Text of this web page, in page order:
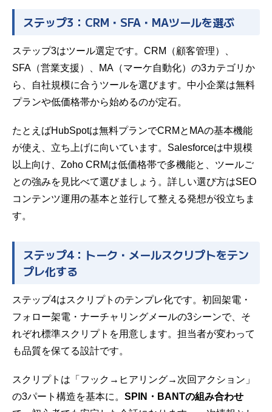
ステップ3：CRM・SFA・MAツールを選ぶ
ステップ3はツール選定です。CRM（顧客管理）、
SFA（営業支援）、MA（マーケ自動化）の3カテゴリか
ら、自社規模に合うツールを選びます。中小企業は無料
プランや低価格帯から始めるのが定石。
たとえばHubSpotは無料プランでCRMとMAの基本機能
が使え、立ち上げに向いています。Salesforceは中規模
以上向け、Zoho CRMは低価格帯で多機能と、ツールご
との強みを見比べて選びましょう。詳しい選び方はSEO
コンテンツ運用の基本と並行して整える発想が役立ちま
す。
ステップ4：トーク・メールスクリプトをテン
プレ化する
ステップ4はスクリプトのテンプレ化です。初回架電・
フォロー架電・ナーチャリングメールの3シーンで、そ
れぞれ標準スクリプトを用意します。担当者が変わって
も品質を保てる設計です。
スクリプトは「フック→ヒアリング→次回アクション」
の3パート構造を基本に。 SPIN・BANTの組み合わせ